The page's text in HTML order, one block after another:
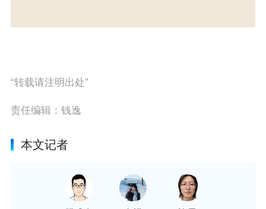
“转载请注明出处”
责任编辑：钱逸
本文记者